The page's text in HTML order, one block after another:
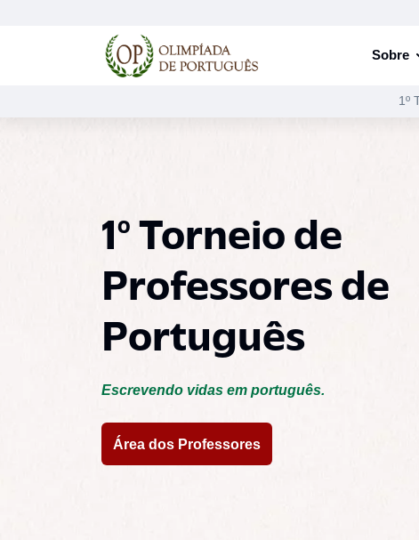
Sobre
1º
1º Torneio de
Professores de
Português
Escrevendo vidas em português.
Área dos Professores